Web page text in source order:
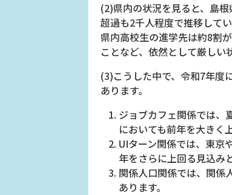
(2)県内の状況を見ると、島
超過も2千人程度で推移してい
県内高校生の進学先は約8割
ことなど、依然として厳しい
(3)こうした中で、令和7年度
あります。
ジョブカフェ関係では、
においても前年を大きく
UIターン関係では、東京
年をさらに上回る見込み
関係人口関係では、関係
あります。